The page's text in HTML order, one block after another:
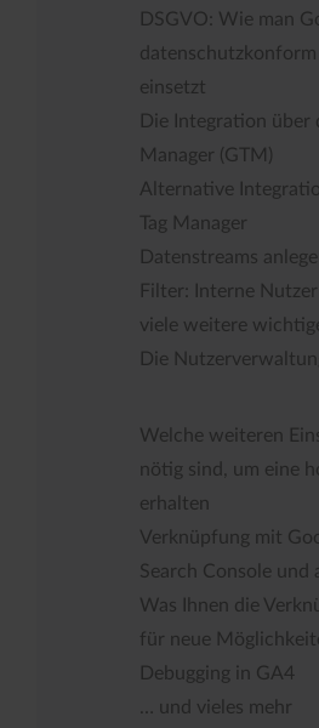
DSGVO: Wie man
einsetzt
Die Integration über
Manager (GTM)
Alternative
Tag Manager
Datenstreams
Filter: Interne
viele weitere
Die
Welche weiteren
nötig sind, um eine
erhalten
Verknüpfung mit
Search Console und
Was Ihnen die
für neue
Debugging in GA4
… und vieles mehr